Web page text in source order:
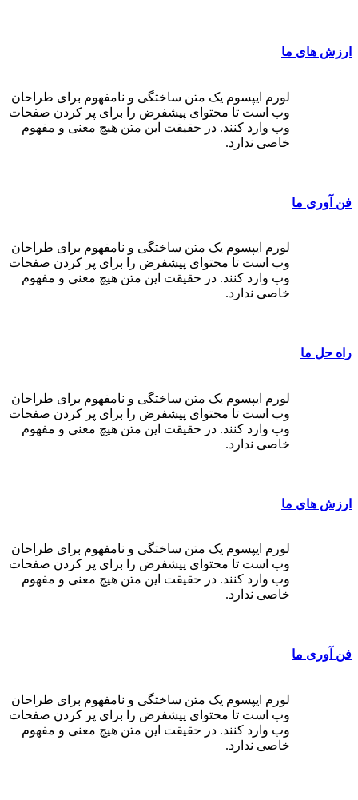
ارزش های ما
لورم ایپسوم یک متن ساختگی و نامفهوم برای طراحان
وب است تا محتوای پیشفرض را برای پر کردن صفحات
وب وارد کنند. در حقیقت این متن هیچ معنی و مفهوم
خاصی ندارد.
فن آوری ما
لورم ایپسوم یک متن ساختگی و نامفهوم برای طراحان
وب است تا محتوای پیشفرض را برای پر کردن صفحات
وب وارد کنند. در حقیقت این متن هیچ معنی و مفهوم
خاصی ندارد.
راه حل ما
لورم ایپسوم یک متن ساختگی و نامفهوم برای طراحان
وب است تا محتوای پیشفرض را برای پر کردن صفحات
وب وارد کنند. در حقیقت این متن هیچ معنی و مفهوم
خاصی ندارد.
ارزش های ما
لورم ایپسوم یک متن ساختگی و نامفهوم برای طراحان
وب است تا محتوای پیشفرض را برای پر کردن صفحات
وب وارد کنند. در حقیقت این متن هیچ معنی و مفهوم
خاصی ندارد.
فن آوری ما
لورم ایپسوم یک متن ساختگی و نامفهوم برای طراحان
وب است تا محتوای پیشفرض را برای پر کردن صفحات
وب وارد کنند. در حقیقت این متن هیچ معنی و مفهوم
خاصی ندارد.